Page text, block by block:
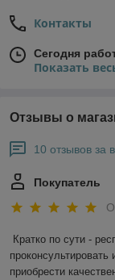
Контакты
Сегодня
Показать
Отзывы о
10 отзывов за
Покупатель
Кратко по сути -
приобрести